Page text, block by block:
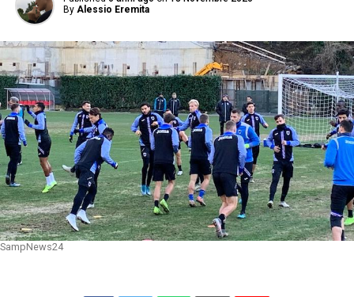
By Alessio Eremita
SampNews24